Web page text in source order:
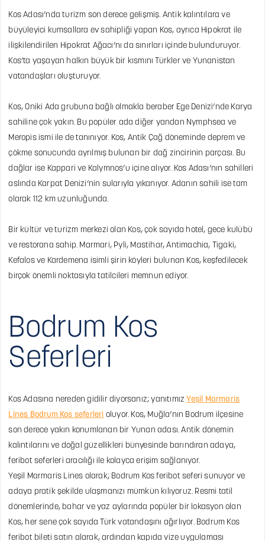
Kos Adası’nda turizm son derece gelişmiş. Antik kalıntılara ve
büyüleyici kumsallara ev sahipliği yapan Kos, ayrıca Hipokrat ile
ilişkilendirilen Hipokrat Ağacı’nı da sınırları içinde bulunduruyor.
Kos’ta yaşayan halkın büyük bir kısmını Türkler ve Yunanistan
vatandaşları oluşturuyor.
Kos, Oniki Ada grubuna bağlı olmakla beraber Ege Denizi’nde Karya
sahiline çok yakın. Bu popüler ada diğer yandan Nymphsea ve
Meropis ismi ile de tanınıyor. Kos, Antik Çağ döneminde deprem ve
çökme sonucunda ayrılmış bulunan bir dağ zincirinin parçası. Bu
dağlar ise Kappari ve Kalymnos’u içine alıyor. Kos Adası’nın sahilleri
aslında Karpat Denizi’nin sularıyla yıkanıyor. Adanın sahili ise tam
olarak 112 km uzunluğunda.
Bir kültür ve turizm merkezi olan Kos, çok sayıda hotel, gece kulübü
ve restorana sahip. Marmari, Pyli, Mastihar, Antimachia, Tigaki,
Kefalos ve Kardemena isimli şirin köyleri bulunan Kos, keşfedilecek
birçok önemli noktasıyla tatilcileri memnun ediyor.
Bodrum Kos
Seferleri
Kos Adasına nereden gidilir diyorsanız; yanıtımızYeşil Marmaris
Lines Bodrum Kos seferleri oluyor. Kos, Muğla’nın Bodrum ilçesine
son derece yakın konumlanan bir Yunan adası. Antik dönemin
kalıntılarını ve doğal güzellikleri bünyesinde barındıran adaya,
feribot seferleri aracılığı ile kolayca erişim sağlanıyor.
Yeşil Marmaris Lines olarak; Bodrum Kos feribot seferi sunuyor ve
adaya pratik şekilde ulaşmanızı mümkün kılıyoruz. Resmi tatil
dönemlerinde, bahar ve yaz aylarında popüler bir lokasyon olan
Kos, her sene çok sayıda Türk vatandaşını ağırlıyor. Bodrum Kos
feribot bileti satın alarak, ardından kapıda vize uygulaması